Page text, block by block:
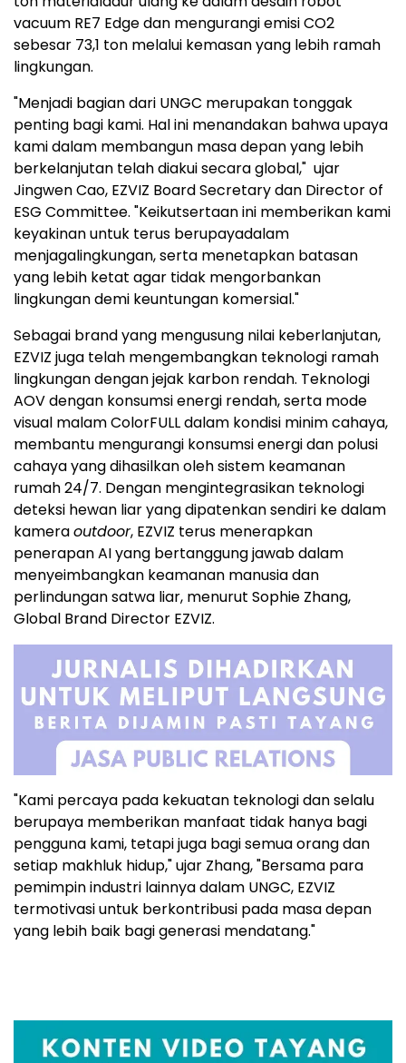
vacuum RE7 Edge dan mengurangi emisi CO2
sebesar 73,1 ton melalui kemasan yang lebih ramah
lingkungan.
"Menjadi bagian dari UNGC merupakan tonggak
penting bagi kami. Hal ini menandakan bahwa upaya
kami dalam membangun masa depan yang lebih
berkelanjutan telah diakui secara global," ujar
Jingwen Cao, EZVIZ Board Secretary dan Director of
ESG Committee. "Keikutsertaan ini memberikan kami
keyakinan untuk terus berupayadalam
menjagalingkungan, serta menetapkan batasan
yang lebih ketat agar tidak mengorbankan
lingkungan demi keuntungan komersial."
Sebagai brand yang mengusung nilai keberlanjutan,
EZVIZ juga telah mengembangkan teknologi ramah
lingkungan dengan jejak karbon rendah. Teknologi
AOV dengan konsumsi energi rendah, serta mode
visual malam ColorFULL dalam kondisi minim cahaya,
membantu mengurangi konsumsi energi dan polusi
cahaya yang dihasilkan oleh sistem keamanan
rumah 24/7. Dengan mengintegrasikan teknologi
deteksi hewan liar yang dipatenkan sendiri ke dalam
kameraoutdoor, EZVIZ terus menerapkan
penerapan AI yang bertanggung jawab dalam
menyeimbangkan keamanan manusia dan
perlindungan satwa liar, menurut Sophie Zhang,
Global Brand Director EZVIZ.
"Kami percaya pada kekuatan teknologi dan selalu
berupaya memberikan manfaat tidak hanya bagi
pengguna kami, tetapi juga bagi semua orang dan
setiap makhluk hidup," ujar Zhang, "Bersama para
pemimpin industri lainnya dalam UNGC, EZVIZ
termotivasi untuk berkontribusi pada masa depan
yang lebih baik bagi generasi mendatang."